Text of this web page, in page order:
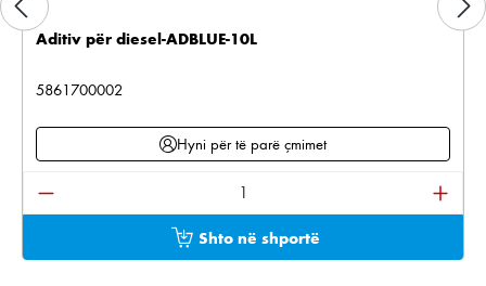
Aditiv për diesel-ADBLUE-10L
5861700002
Hyni për të parë çmimet
Sasia e produktit: Shkruani sasinë e dëshiruar
Shto në shportë